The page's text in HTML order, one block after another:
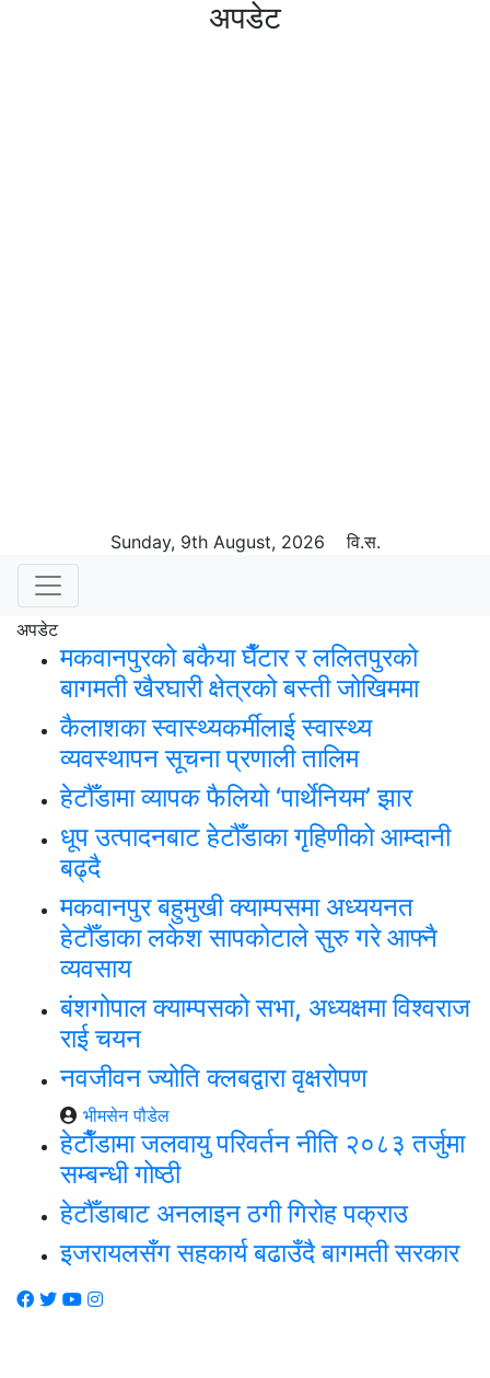
अपडेट
Sunday, 9th August, 2026 वि.स.
अपडेट
मकवानपुरको बकैया घैँटार र ललितपुरको
बागमती खैरघारी क्षेत्रको बस्ती जोखिममा
कैलाशका स्वास्थ्यकर्मीलाई स्वास्थ्य
व्यवस्थापन सूचना प्रणाली तालिम
हेटौँडामा व्यापक फैलियो ‘पार्थेनियम’ झार
धूप उत्पादनबाट हेटौँडाका गृहिणीको आम्दानी
बढ्दै
मकवानपुर बहुमुखी क्याम्पसमा अध्ययनत
हेटौँडाका लकेश सापकोटाले सुरु गरे आफ्नै
व्यवसाय
बंशगोपाल क्याम्पसको सभा, अध्यक्षमा विश्वराज
राई चयन
नवजीवन ज्योति क्लबद्वारा वृक्षरोपण
भीमसेन पौडेल
हेटाैँडामा जलवायु परिवर्तन नीति २०८३ तर्जुमा
सम्बन्धी गोष्ठी
हेटौँडाबाट अनलाइन ठगी गिरोह पक्राउ
इजरायलसँग सहकार्य बढाउँदै बागमती सरकार